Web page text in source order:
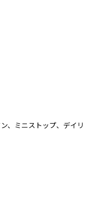
、ミニストップ、デイリ